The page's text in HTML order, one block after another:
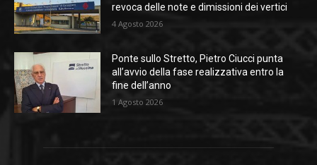
revoca delle note e dimissioni dei vertici
4 Agosto 2026
Ponte sullo Stretto, Pietro Ciucci punta
all’avvio della fase realizzativa entro la
fine dell’anno
1 Agosto 2026